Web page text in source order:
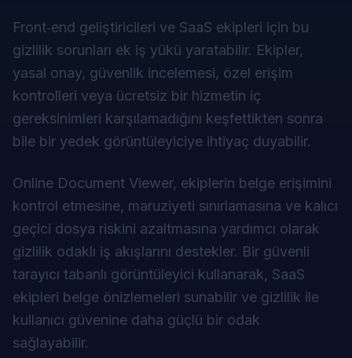
Front‑end geliştiricileri ve SaaS ekipleri için bu
gizlilik sorunları ek iş yükü yaratabilir. Ekipler,
yasal onay, güvenlik incelemesi, özel erişim
kontrolleri veya ücretsiz bir hizmetin iç
gereksinimleri karşılamadığını keşfettikten sonra
bile bir yedek görüntüleyiciye ihtiyaç duyabilir.
Online Document Viewer, ekiplerin belge erişimini
kontrol etmesine, maruziyeti sınırlamasına ve kalıcı
geçici dosya riskini azaltmasına yardımcı olarak
gizlilik odaklı iş akışlarını destekler. Bir güvenli
tarayıcı tabanlı görüntüleyici kullanarak, SaaS
ekipleri belge önizlemeleri sunabilir ve gizlilik ile
kullanıcı güvenine daha güçlü bir odak
sağlayabilir.